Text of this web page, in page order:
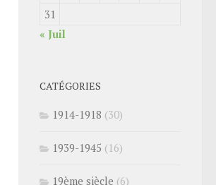
31
« Juil
CATÉGORIES
1914-1918 (30)
1939-1945 (16)
19ème siècle (6)